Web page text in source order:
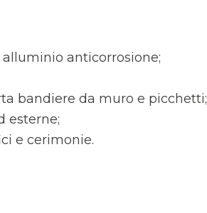
anticorrosione;
bandiere da muro e picchetti;
esterne;
e cerimonie.